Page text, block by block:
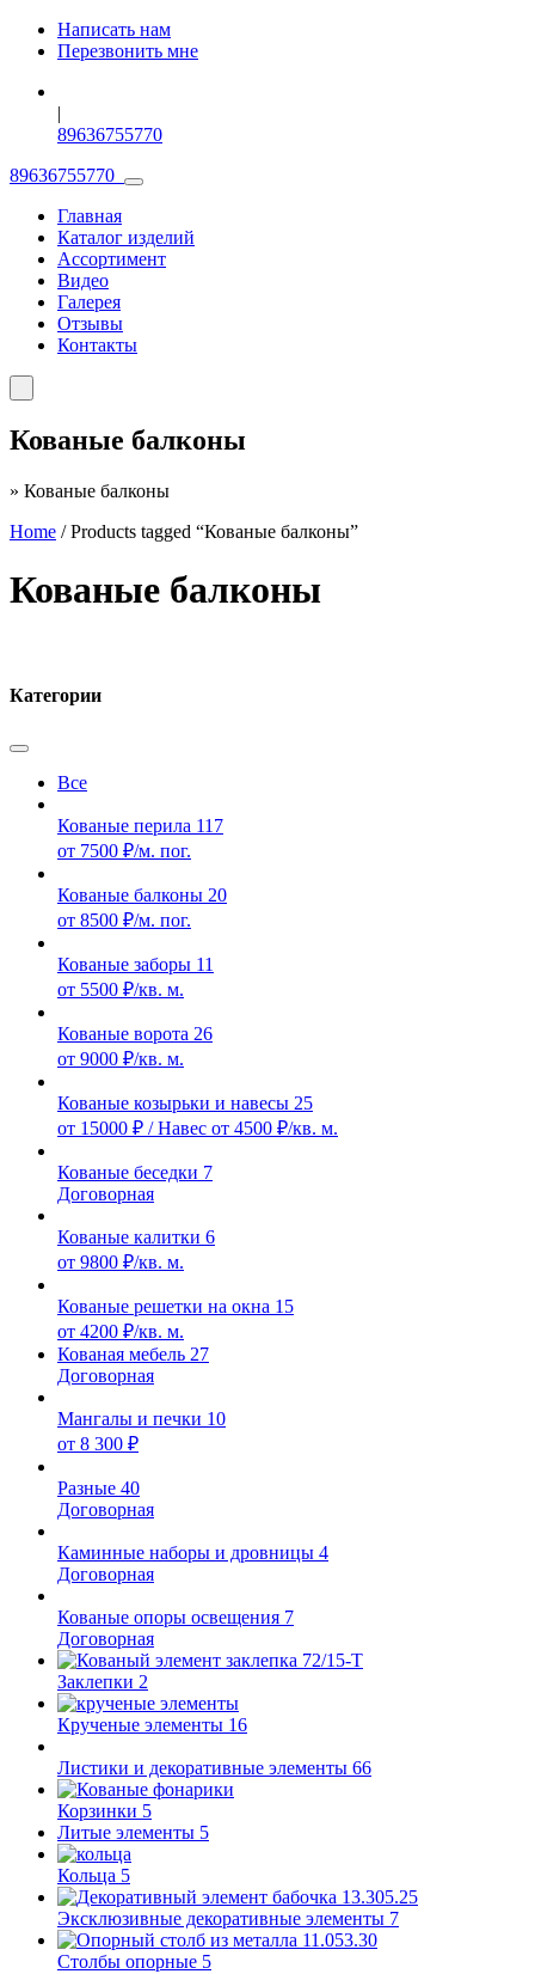
Написать нам
Перезвонить мне
|
89636755770
89636755770
Главная
Каталог изделий
Ассортимент
Видео
Галерея
Отзывы
Контакты
Кованые балконы
» Кованые балконы
Home / Products tagged “Кованые балконы”
Кованые балконы
Категории
Все
Кованые перила 117
от 7500 ₽/м. пог.
Кованые балконы 20
от 8500 ₽/м. пог.
Кованые заборы 11
от 5500 ₽/кв. м.
Кованые ворота 26
от 9000 ₽/кв. м.
Кованые козырьки и навесы 25
от 15000 ₽ / Навес от 4500 ₽/кв. м.
Кованые беседки 7
Договорная
Кованые калитки 6
от 9800 ₽/кв. м.
Кованые решетки на окна 15
от 4200 ₽/кв. м.
Кованая мебель 27
Договорная
Мангалы и печки 10
от 8 300 ₽
Разные 40
Договорная
Каминные наборы и дровницы 4
Договорная
Кованые опоры освещения 7
Договорная
Заклепки 2
Крученые элементы 16
Листики и декоративные элементы 66
Корзинки 5
Литые элементы 5
Кольца 5
Эксклюзивные декоративные элементы 7
Столбы опорные 5